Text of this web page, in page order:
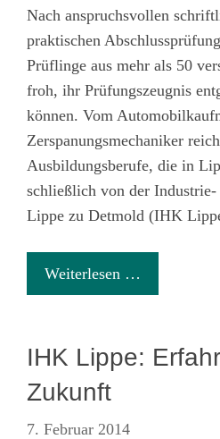
Nach anspruchsvollen
praktischen
Prüflinge aus mehr als 50
froh, ihr Prüfungszeugnis
können. Vom
Zerspanungsmechaniker
Ausbildungsberufe, die in
schließlich von der
Lippe zu Detmold (IHK
Weiterlesen …
IHK Lippe:
Zukunft
7. Februar 2014